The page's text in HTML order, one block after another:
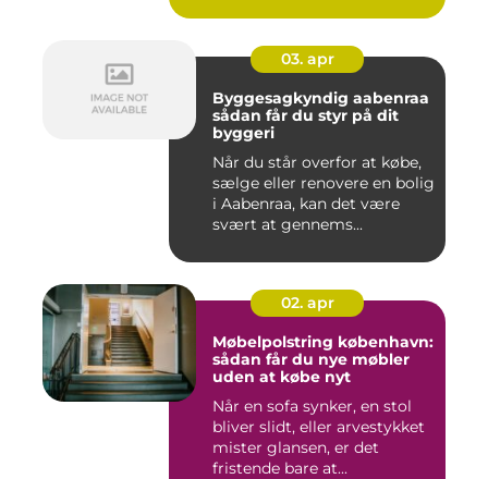
03. apr
Byggesagkyndig aabenraa
sådan får du styr på dit
byggeri
Når du står overfor at købe,
sælge eller renovere en bolig
i Aabenraa, kan det være
svært at gennems...
02. apr
Møbelpolstring københavn:
sådan får du nye møbler
uden at købe nyt
Når en sofa synker, en stol
bliver slidt, eller arvestykket
mister glansen, er det
fristende bare at...